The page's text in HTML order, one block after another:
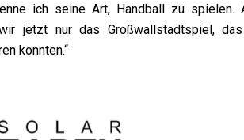
ich seine Art, Handball zu spielen.
jetzt nur das Großwallstadtspiel,
konnten.“